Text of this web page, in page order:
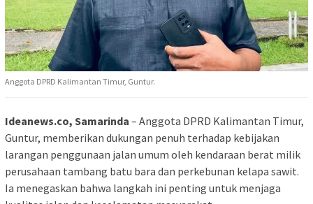
Anggota DPRD Kalimantan Timur, Guntur.
Ideanews.co, Samarinda – Anggota DPRD Kalimantan Timur,
Guntur, memberikan dukungan penuh terhadap kebijakan
larangan penggunaan jalan umum oleh kendaraan berat milik
perusahaan tambang batu bara dan perkebunan kelapa sawit.
Ia menegaskan bahwa langkah ini penting untuk menjaga